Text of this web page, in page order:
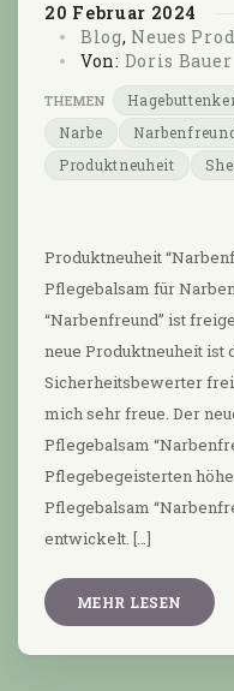
20 Februar 2024
Blog, Neues
Von: Doris Bauer
Narbe
Produktneuheit
Produktneuheit
Pflegebalsam für
“Narbenfreund” ist
neue Produktneuheit ist
Sicherheitsbewerter
mich sehr freue. Der
Pflegebalsam
Pflegebegeisterten
Pflegebalsam
entwickelt. […]
MEHR LESEN